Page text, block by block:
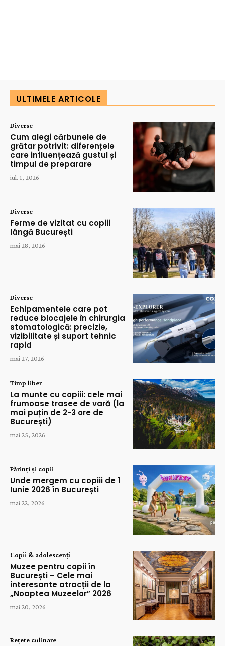
ULTIMELE ARTICOLE
Diverse
Cum alegi cărbunele de
grătar potrivit: diferențele
care influențează gustul și
timpul de preparare
iul. 1, 2026
Diverse
Ferme de vizitat cu copiii
lângă București
mai 28, 2026
Diverse
Echipamentele care pot
reduce blocajele în chirurgia
stomatologică: precizie,
vizibilitate și suport tehnic
rapid
mai 27, 2026
Timp liber
La munte cu copiii: cele mai
frumoase trasee de vară (la
mai puțin de 2-3 ore de
București)
mai 25, 2026
Părinți și copii
Unde mergem cu copiii de 1
Iunie 2026 în București
mai 22, 2026
Copii & adolescenți
Muzee pentru copii în
București – Cele mai
interesante atracții de la
„Noaptea Muzeelor” 2026
mai 20, 2026
Rețete culinare